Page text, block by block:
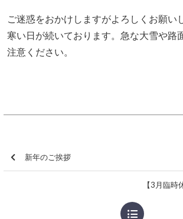
ご迷惑をおかけしますがよろしくお願い
寒い日が続いております。急な大雪や路
注意ください。
新年のご挨拶
【3月臨時